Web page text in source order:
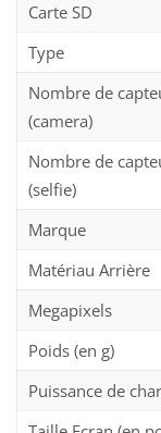
Carte SD
Type
Nombre de
(camera)
Nombre de
(selfie)
Marque
Matériau Arrière
Megapixels
Poids (en g)
Puissance de